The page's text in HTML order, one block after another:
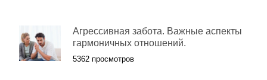
Агрессивная забота. Важные аспекты
гармоничных отношений.
5362 просмотров